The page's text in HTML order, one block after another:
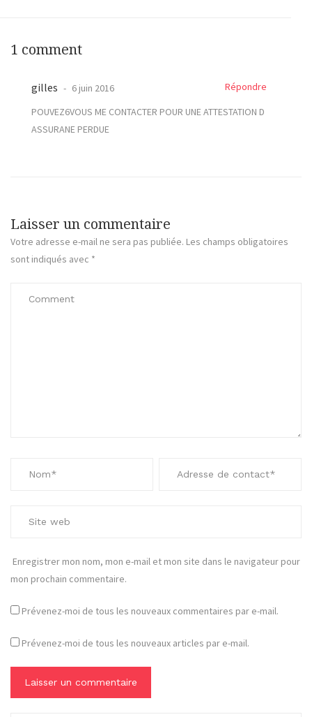
1 comment
gilles 6 juin 2016
Répondre
POUVEZ6VOUS ME CONTACTER POUR UNE ATTESTATION D
ASSURANE PERDUE
Laisser un commentaire
Votre adresse e-mail ne sera pas publiée. Les champs obligatoires
sont indiqués avec *
Enregistrer mon nom, mon e-mail et mon site dans le navigateur pour
mon prochain commentaire.
Prévenez-moi de tous les nouveaux commentaires par e-mail.
Prévenez-moi de tous les nouveaux articles par e-mail.